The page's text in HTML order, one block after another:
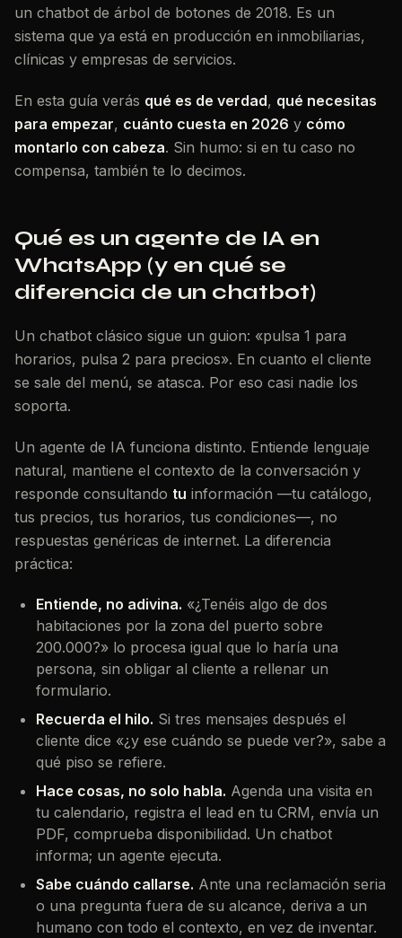
un chatbot de árbol de botones de 2018. Es un
sistema que ya está en producción en inmobiliarias,
clínicas y empresas de servicios.
En esta guía verás qué es de verdad, qué necesitas
para empezar, cuánto cuesta en 2026 y cómo
montarlo con cabeza. Sin humo: si en tu caso no
compensa, también te lo decimos.
Qué es un agente de IA en
WhatsApp (y en qué se
diferencia de un chatbot)
Un chatbot clásico sigue un guion: «pulsa 1 para
horarios, pulsa 2 para precios». En cuanto el cliente
se sale del menú, se atasca. Por eso casi nadie los
soporta.
Un agente de IA funciona distinto. Entiende lenguaje
natural, mantiene el contexto de la conversación y
responde consultando tu información —tu catálogo,
tus precios, tus horarios, tus condiciones—, no
respuestas genéricas de internet. La diferencia
práctica:
Entiende, no adivina. «¿Tenéis algo de dos
habitaciones por la zona del puerto sobre
200.000?» lo procesa igual que lo haría una
persona, sin obligar al cliente a rellenar un
formulario.
Recuerda el hilo. Si tres mensajes después el
cliente dice «¿y ese cuándo se puede ver?», sabe a
qué piso se refiere.
Hace cosas, no solo habla. Agenda una visita en
tu calendario, registra el lead en tu CRM, envía un
PDF, comprueba disponibilidad. Un chatbot
informa; un agente ejecuta.
Sabe cuándo callarse. Ante una reclamación seria
o una pregunta fuera de su alcance, deriva a un
humano con todo el contexto, en vez de inventar.